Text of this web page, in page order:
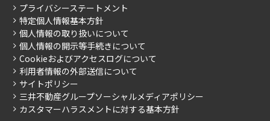
こだわりから探す
こだわり一覧
プレミアムマンション
新築
当社限定（港区・渋谷区）
当社限定（港区・渋谷区以外）
三井不動産企画
ご入居・提携サービス
お部屋探しからご契約まで
よくあるご質問
社宅紹介
【仲介会社様向け】当社仲介事業部取り扱い物件入居申込
会社情報
事業案内
採用情報
ニュースリリース
お問い合わせ
プライバシーステートメント
特定個人情報基本方針
個人情報の取り扱いについて
個人情報の開示等手続きについて
Cookieおよびアクセスログについて
利用者情報の外部送信について
サイトポリシー
三井不動産グループソーシャルメディアポリシー
カスタマーハラスメントに対する基本方針